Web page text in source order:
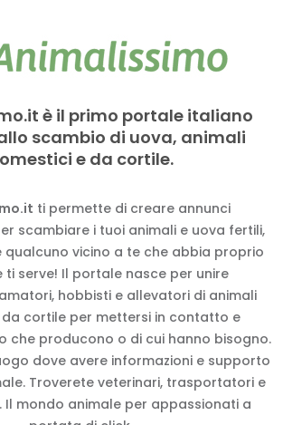
è il primo portale italiano
scambio di uova, animali
e da cortile.
ti permette di creare annunci
scambiare i tuoi animali e uova fertili,
vicino a te che abbia proprio
ti serve! Il portale nasce per unire
hobbisti e allevatori di animali
cortile per mettersi in contatto e
che producono o di cui hanno bisogno.
dove avere informazioni e supporto
Troverete veterinari, trasportatori e
Il mondo animale per appassionati a